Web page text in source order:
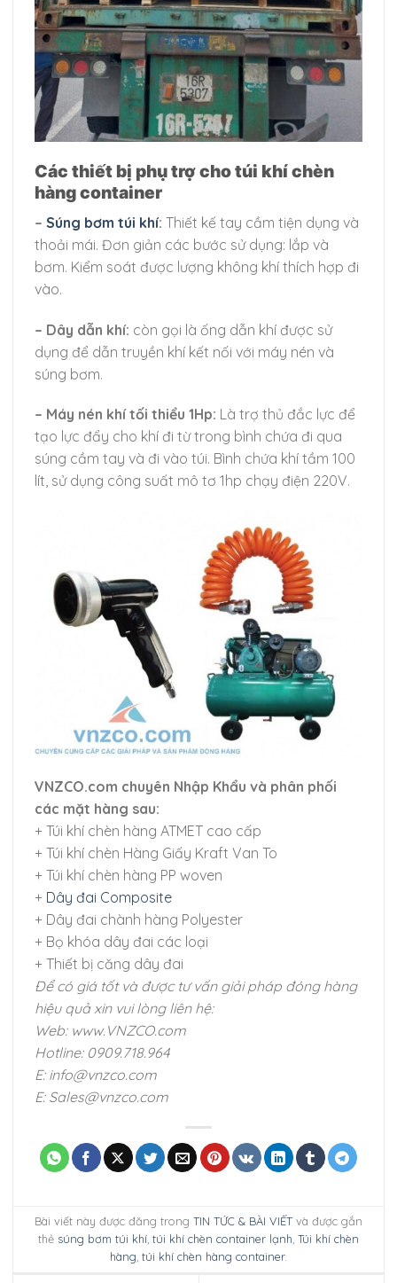
Các thiết bị phụ trợ cho túi khí chèn
hàng container
– Súng bơm túi khí: Thiết kế tay cầm tiện dụng và
thoải mái. Đơn giản các bước sử dụng: lắp và
bơm. Kiểm soát được lượng không khí thích hợp đi
vào.
– Dây dẫn khí: còn gọi là ống dẫn khí được sử
dụng để dẫn truyền khí kết nối với máy nén và
súng bơm.
– Máy nén khí tối thiểu 1Hp: Là trợ thủ đắc lực để
tạo lực đẩy cho khí đi từ trong bình chứa đi qua
súng cầm tay và đi vào túi. Bình chứa khí tầm 100
lít, sử dụng công suất mô tơ 1hp chạy điện 220V.
VNZCO.com chuyên Nhập Khẩu và phân phối
các mặt hàng sau:
+ Túi khí chèn hàng ATMET cao cấp
+ Túi khí chèn Hàng Giấy Kraft Van To
+ Túi khí chèn hàng PP woven
+ Dây đai Composite
+ Dây đai chành hàng Polyester
+ Bọ khóa dây đai các loại
+ Thiết bị căng dây đai
Để có giá tốt và được tư vấn giải pháp đóng hàng
hiệu quả xin vui lòng liên hệ:
Web: www.VNZCO.com
Hotline: 0909.718.964
E: info@vnzco.com
E: Sales@vnzco.com
Bài viết này được đăng trong TIN TỨC & BÀI VIẾTvà được gắn
thẻ súng bơm túi khí túi khí chèn container lạnh Túi khí chèn
hàng túi khí chèn hàng container.